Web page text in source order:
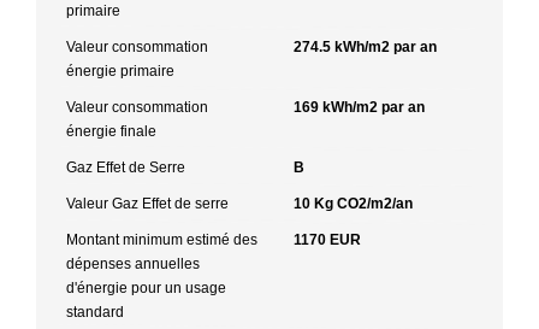
primaire
Valeur consommation
énergie primaire
274.5 kWh/m2 par an
Valeur consommation
énergie finale
169 kWh/m2 par an
Gaz Effet de Serre B
Valeur Gaz Effet de serre 10 Kg CO2/m2/an
Montant minimum estimé des
dépenses annuelles
d'énergie pour un usage
standard
1170 EUR